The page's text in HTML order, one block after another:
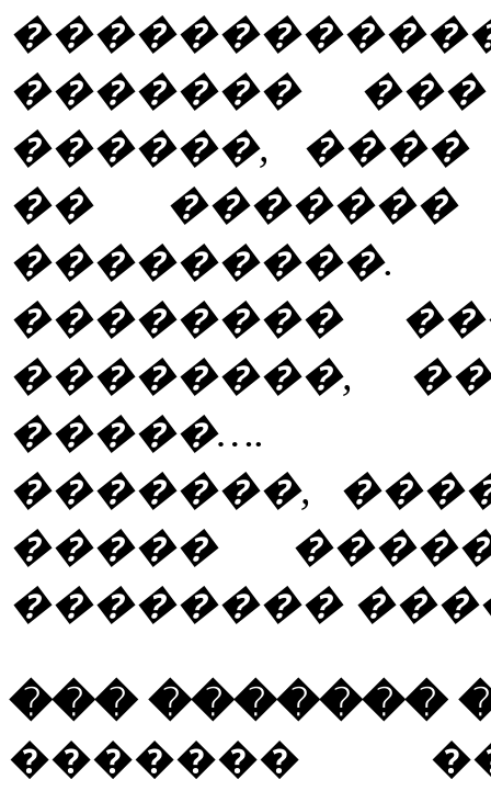
�������
������,
��
��������
��������,
�����….
�������,
�����
��������
��� �������
�������